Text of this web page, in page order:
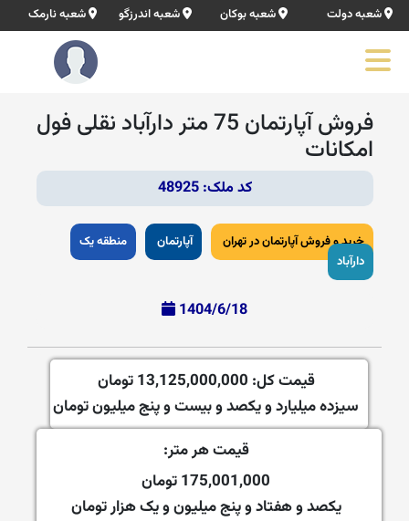
شعبه دولت شعبه بوکان شعبه اندرزگو شعبه نارمک
فروش آپارتمان 75 متر دارآباد نقلی فول
امکانات
کد ملک: 48925
خرید و فروش آپارتمان در تهران آپارتمان
منطقه یک
دارآباد
1404/6/18
قیمت کل: 13,125,000,000 تومان
سیزده میلیارد و یکصد و بیست و پنج میلیون تومان
قیمت هر متر:
175,001,000 تومان
یکصد و هفتاد و پنج میلیون و یک هزار تومان